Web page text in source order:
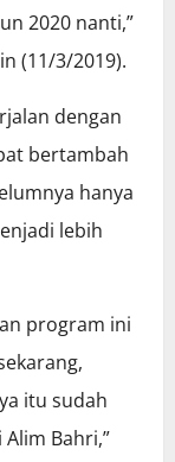
2020 nanti,”
(11/3/2019).
dengan
bertambah
hanya
lebih
program ini
itu sudah
Bahri,”